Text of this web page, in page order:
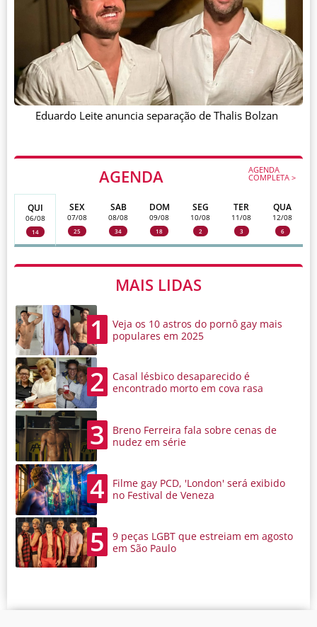
AGENDA AGENDA
COMPLETA >
QUI
06/08
14
SEX
07/08
25
SAB
08/08
34
DOM
09/08
18
SEG
10/08
2
TER
11/08
3
QUA
12/08
6
MAIS LIDAS
1
Veja os 10 astros do pornô gay mais
populares em 2025
2
Casal lésbico desaparecido é
encontrado morto em cova rasa
3
Breno Ferreira fala sobre cenas de
nudez em série
4
Filme gay PCD, 'London' será exibido
no Festival de Veneza
5
9 peças LGBT que estreiam em agosto
em São Paulo
Eduardo Leite anuncia separação de Thalis Bolzan